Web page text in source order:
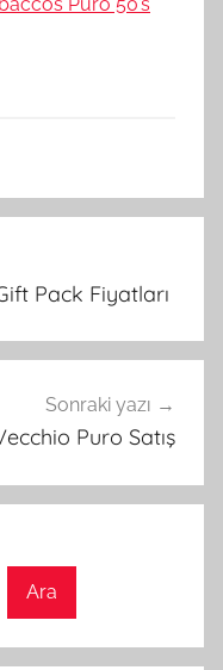
Pack Fiyatları
Sonraki yazı
Puro Satış
Ara